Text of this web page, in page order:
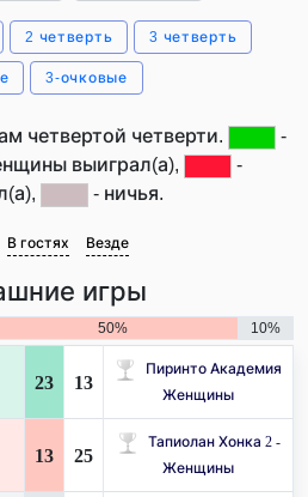
2 четверть 3 четверть
3-очковые
четвертой четверти.
-
выиграл(а),
-
- ничья.
В гостях Везде
игры
50% 10%
23 13
Пиринто Академия
Женщины
13 25
Тапиолан Хонка 2 -
Женщины